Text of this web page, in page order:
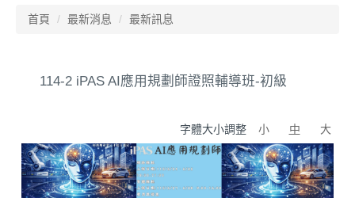
首頁 最新消息 最新訊息
114-2 iPAS AI應用規劃師證照輔導班-初級
字體大小調整 小 中 大